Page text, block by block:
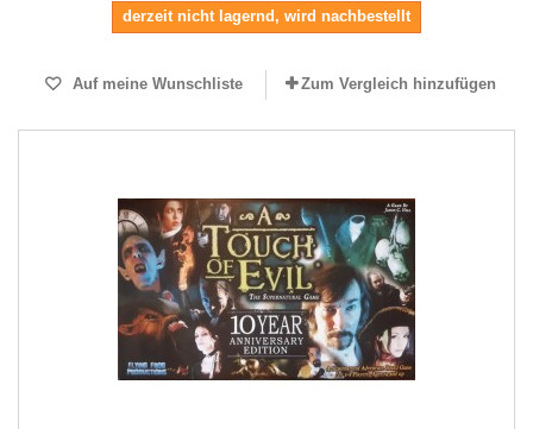
derzeit nicht lagernd, wird nachbestellt
Auf meine Wunschliste Zum Vergleich hinzufügen